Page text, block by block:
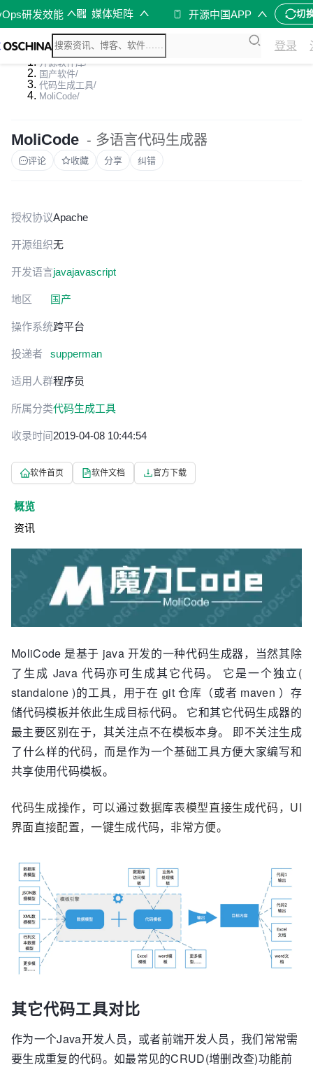
研发效能 媒体矩阵 开源中国APP 切
登录
开源软件库/
国产软件/
代码生成工具/
MoliCode/
MoliCode - 多语言代码生成器
评论 收藏 分享 纠错
授权协议Apache
开源组织无
开发语言javajavascript
地区 国产
操作系统跨平台
投递者 supperman
适用人群程序员
所属分类代码生成工具
收录时间2019-04-08 10:44:54
软件首页 软件文档 官方下载
概览
资讯
MoliCode 是基于 java 开发的一种代码生成器，当然其除
了生成 Java 代码亦可生成其它代码。 它是一个独立(
standalone )的工具，用于在 git 仓库（或者 maven ）存
储代码模板并依此生成目标代码。 它和其它代码生成器的
最主要区别在于，其关注点不在模板本身。 即不关注生成
了什么样的代码，而是作为一个基础工具方便大家编写和
共享使用代码模板。
代码生成操作，可以通过数据库表模型直接生成代码，UI
界面直接配置，一键生成代码，非常方便。
其它代码工具对比
作为一个Java开发人员，或者前端开发人员，我们常常需
要生成重复的代码。如最常见的CRUD(增删改查)功能前